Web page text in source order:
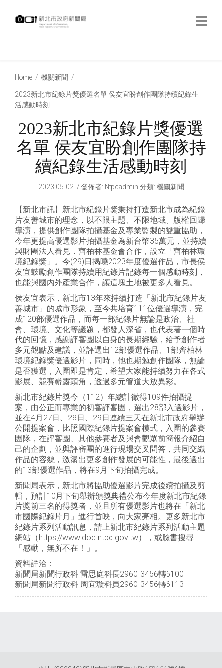
Home 機關新聞
2023新北市紀錄片獎優選名單 侯友宜盼創作團隊持續紀錄生
活感動時刻
2023新北市紀錄片獎優選
名單 侯友宜盼創作團隊持
續紀錄生活感動時刻
2023-05-02 發佈者: Ntpcadmin 分類: 機關新聞
【新北市訊】新北市紀錄片獎秉持打造新北市成為紀錄
片友善城市的理念，以不限主題、不限地域、版權回歸
導演，提供創作團隊拍攝基金及專業監製的雙重協助，
今年更提高優選影片拍攝基金為新台幣35萬元，並持續
與財團法人看見．齊柏林基金會合作，設立「齊柏林環
境紀錄獎」。今(29)日揭曉2023年度優選作品，市長侯
友宜鼓勵創作團隊持續用紀錄片記錄每一個感動時刻，
也能與國內外產業合作，讓這塊土地被更多人看見。
侯友宜表示，新北市13年來持續打造「新北市紀錄片友
善城市」的城市形象，至今共培育111位優選導演，完
成120部優選作品，而每一部紀錄片無論是政治、社
會、環境、文化等議題，都發人深省，也代表著一個時
代的回憶，感謝評審團以自身的長期經驗，給予創作者
多元觀點及建議，並評選出12部優選作品、1部齊柏林
環境紀錄獎優選影片，同時，他也期勉創作團隊，無論
是否獲選，入圍即是肯定，希望大家能持續努力在各式
影展、競賽嶄露頭角，透過多元管道大放異彩。
新北市紀錄片獎今（112）年總計徵得109件拍攝提
案，由公正而專業的初審評審團，選出28部入選影片，
並在4月27日、28日、29日連續三天在新北市政府舉辦
公開提案會，比照國際紀錄片提案會模式，入圍的參賽
團隊，在評審團、其他參賽者及與會觀眾前簡報介紹自
己的企劃，並與評審團的進行現場交叉問答，共同交織
作品的容貌，激盪出更多創作發展的可能性，最後選出
的13部優選作品，將在9月下旬拍攝完成。
新聞局表示，新北市將協助優選影片完成後續拍攝及剪
輯，預計10月下旬舉辦頒獎典禮公布今年度新北市紀錄
片獎前三名的得獎者，並且所有優選影片也將在「新北
市國際紀錄片月」進行首映，向大家亮相。更多新北市
紀錄片系列活動訊息，請上新北市紀錄片系列活動主題
網站（https://www.doc.ntpc.gov.tw），或臉書搜尋
「感動，無所不在！」。
資料詳洽：
新聞局新聞行政科 雷思庭科長2960-3456轉6100
新聞局新聞行政科 周宜璇科員2960-3456轉6113